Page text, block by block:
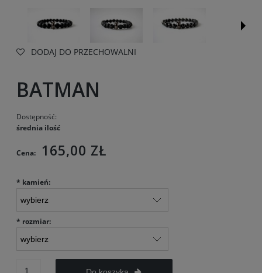
DODAJ DO PRZECHOWALNI
BATMAN
Dostępność:
średnia ilość
Cena: 165,00 ZŁ
* kamień:
* rozmiar: